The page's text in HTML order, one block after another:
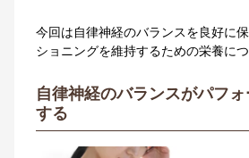
今回は自律神経のバランスを良好に
ショニングを維持するための栄養に
自律神経のバランスがパフ
する